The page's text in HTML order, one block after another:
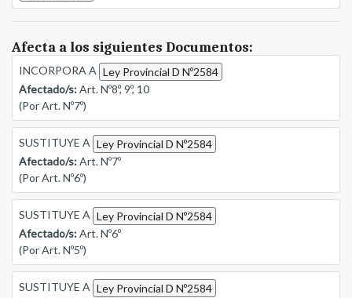
Afecta a los siguientes Documentos:
INCORPORA A Ley Provincial D Nº2584
Afectado/s:Art. Nº8º, 9º, 10
(Por Art. Nº7º)
SUSTITUYE A Ley Provincial D Nº2584
Afectado/s:Art. Nº7º
(Por Art. Nº6º)
SUSTITUYE A Ley Provincial D Nº2584
Afectado/s:Art. Nº6º
(Por Art. Nº5º)
SUSTITUYE A Ley Provincial D Nº2584